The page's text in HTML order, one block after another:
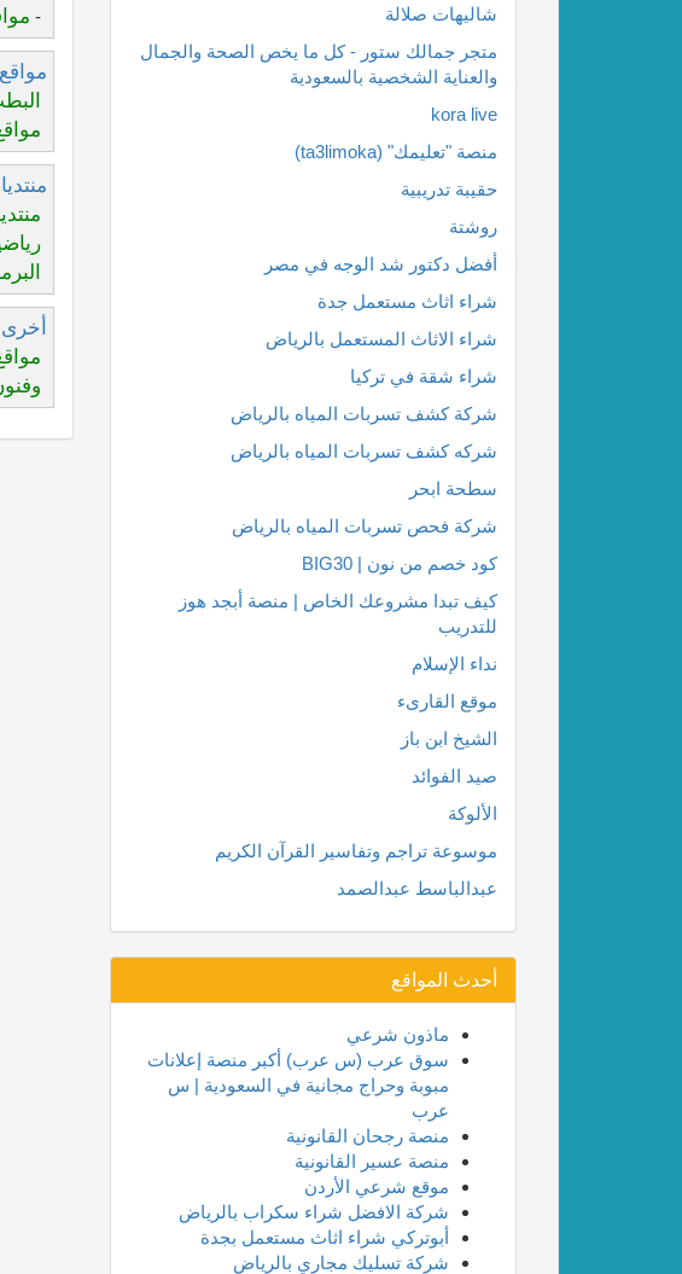
-
شاليهات صلالة
متجر جمالك ستور - كل ما يخص الصحة والجمال
والعناية الشخصية بالسعودية
kora live
منصة "تعليمك" (ta3limoka)
حقيبة تدريبية
روشتة
أفضل دكتور شد الوجه في مصر
شراء اثاث مستعمل جدة
شراء الاثاث المستعمل بالرياض
شراء شقة في تركيا
شركة كشف تسربات المياه بالرياض
شركه كشف تسربات المياه بالرياض
سطحة ابحر
شركة فحص تسربات المياه بالرياض
كود خصم من نون | BIG30
كيف تبدا مشروعك الخاص | منصة أبجد هوز
للتدريب
نداء الإسلام
موقع القارىء
الشيخ ابن باز
صيد الفوائد
الألوكة
موسوعة تراجم وتفاسير القرآن الكريم
عبدالباسط عبدالصمد
أحدث المواقع
ماذون شرعي
سوق عرب (س عرب) أكبر منصة إعلانات
مبوبة وحراج مجانية في السعودية | س
عرب
منصة رجحان القانونية
منصة عسير القانونية
موقع شرعي الأردن
شركة الافضل شراء سكراب بالرياض
أبوتركي شراء اثاث مستعمل بجدة
شركة تسليك مجاري بالرياض